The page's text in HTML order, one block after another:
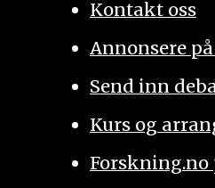
Kontakt oss
Annonsere
Send inn
Kurs og
Forskning.no